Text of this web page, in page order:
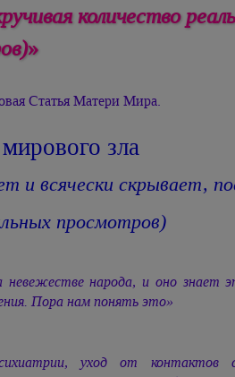
количество
»
Статья Матери Мира.
зла
и всячески скрывает,
просмотров)
невежестве народа, и оно знает
Пора нам понять это»
уход от